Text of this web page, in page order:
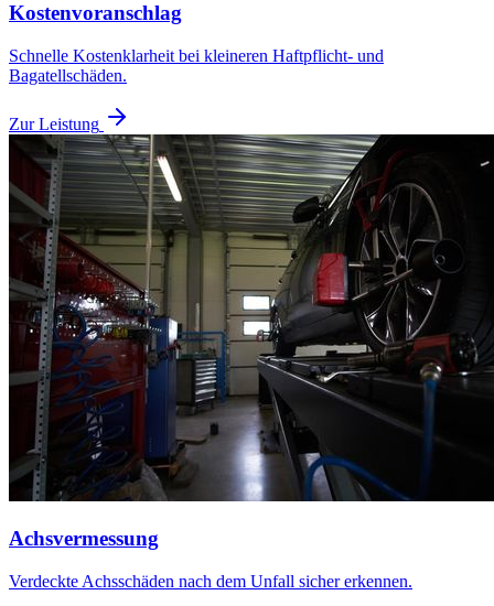
Kostenvoranschlag
Schnelle Kostenklarheit bei kleineren Haftpflicht- und
Bagatellschäden.
Zur Leistung
Achsvermessung
Verdeckte Achsschäden nach dem Unfall sicher erkennen.